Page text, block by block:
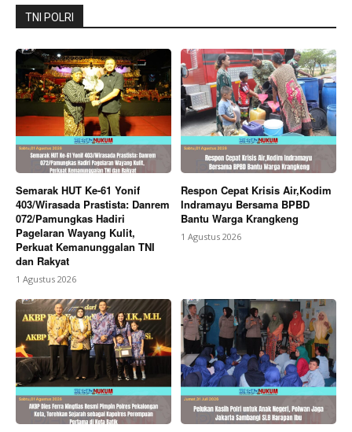
Company
About
Contact us
Subscription Plans
My account
Bagikan Artikel
Berita Lainnya MI Al Muawanah Cilamaya Gelar Rapat
Wali Murid Tahun Pelajaran 2026/2027, Perkuat
Sinergi Sekolah dan Orang Tua dalam Membangun
Generasi Berakhlak dan Berprestasi
TNI POLRI
Semarak HUT Ke-61 Yonif
403/Wirasada Prastista: Danrem
072/Pamungkas Hadiri
Pagelaran Wayang Kulit,
Perkuat Kemanunggalan TNI
dan Rakyat
1 Agustus 2026
Respon Cepat Krisis Air,Kodim
Indramayu Bersama BPBD
Bantu Warga Krangkeng
1 Agustus 2026